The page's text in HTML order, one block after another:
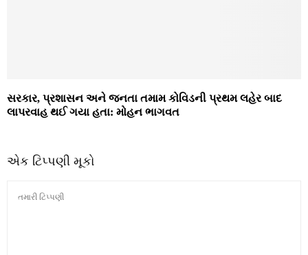
સરકાર, પ્રશાસન અને જનતા તમામ કોવિડની પ્રથમ લહેર બાદ
લાપરવાહ થઈ ગયા હતા: મોહન ભાગવત
એક ટિપ્પણી મૂકો